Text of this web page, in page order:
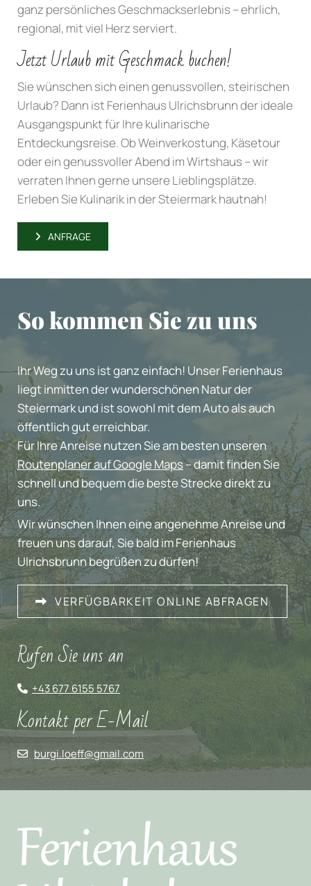
ganz persönliches Geschmackserlebnis – ehrlich,
regional, mit viel Herz serviert.
Jetzt Urlaub mit Geschmack buchen!
Sie wünschen sich einen genussvollen, steirischen
Urlaub? Dann ist Ferienhaus Ulrichsbrunn der ideale
Ausgangspunkt für Ihre kulinarische
Entdeckungsreise. Ob Weinverkostung, Käsetour
oder ein genussvoller Abend im Wirtshaus – wir
verraten Ihnen gerne unsere Lieblingsplätze.
Erleben Sie Kulinarik in der Steiermark hautnah!
ANFRAGE
So kommen Sie zu uns
Ihr Weg zu uns ist ganz einfach! Unser Ferienhaus
liegt inmitten der wunderschönen Natur der
Steiermark und ist sowohl mit dem Auto als auch
öffentlich gut erreichbar.
Für Ihre Anreise nutzen Sie am besten unseren
Routenplaner auf Google Maps– damit finden Sie
schnell und bequem die beste Strecke direkt zu
uns.
Wir wünschen Ihnen eine angenehme Anreise und
freuen uns darauf, Sie bald im Ferienhaus
Ulrichsbrunn begrüßen zu dürfen!
VERFÜGBARKEIT ONLINE ABFRAGEN
Rufen Sie uns an
 +43 677 6155 5767
Kontakt per E-Mail
 burgi.loeff@gmail.com